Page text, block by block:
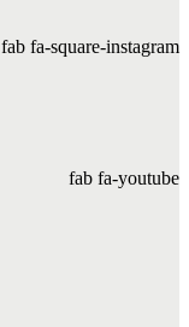
fab fa-square-instagram
fab fa-youtube